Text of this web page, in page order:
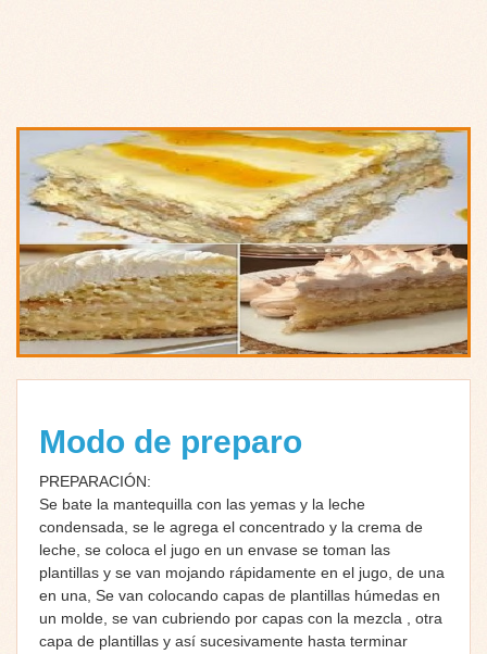
Modo de preparo
PREPARACIÓN:
Se bate la mantequilla con las yemas y la leche
condensada, se le agrega el concentrado y la crema de
leche, se coloca el jugo en un envase se toman las
plantillas y se van mojando rápidamente en el jugo, de una
en una, Se van colocando capas de plantillas húmedas en
un molde, se van cubriendo por capas con la mezcla , otra
capa de plantillas y así sucesivamente hasta terminar